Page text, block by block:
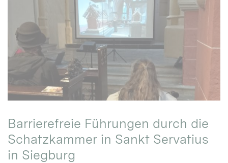
Barrierefreie Führungen durch die
Schatzkammer in Sankt Servatius
in Siegburg